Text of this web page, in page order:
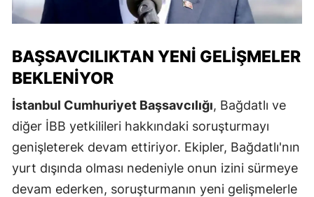
BAŞSAVCILIKTAN YENI GELIŞMELER
BEKLENIYOR
İstanbul Cumhuriyet Başsavcılığı, Bağdatlı ve
diğer İBB yetkilileri hakkındaki soruşturmayı
genişleterek devam ettiriyor. Ekipler, Bağdatlı'nın
yurt dışında olması nedeniyle onun izini sürmeye
devam ederken, soruşturmanın yeni gelişmelerle